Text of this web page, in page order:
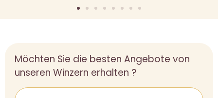
Möchten Sie die besten Angebote von
unseren Winzern erhalten ?